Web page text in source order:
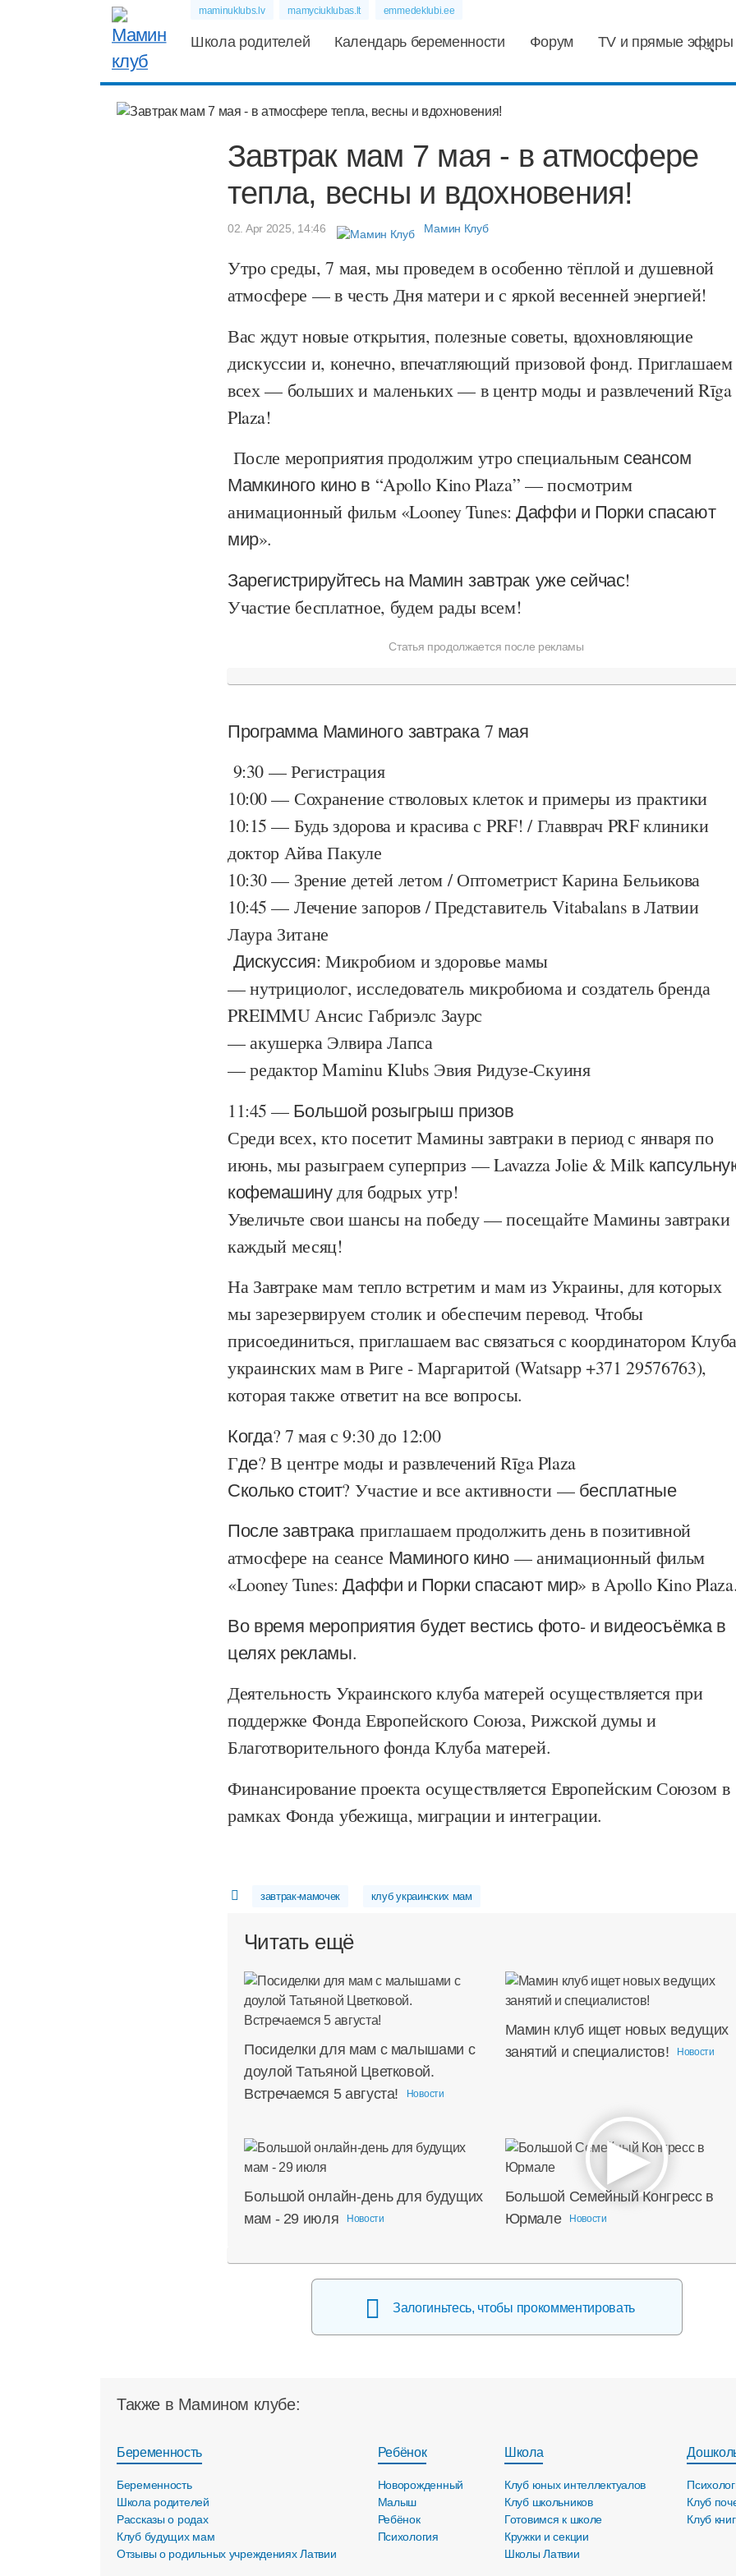
maminuklubs.lv mamyciuklubas.lt emmedeklubi.ee
Школа родителей Календарь беременности Форум TV и прямые эфиры
Завтрак мам 7 мая - в атмосфере
тепла, весны и вдохновения!
02. Apr 2025, 14:46 Мамин Клуб
Утро среды, 7 мая, мы проведем в особенно тёплой и душевной
атмосфере — в честь Дня матери и с яркой весенней энергией!
Вас ждут новые открытия, полезные советы, вдохновляющие
дискуссии и, конечно, впечатляющий призовой фонд. Приглашаем
всех — больших и маленьких — в центр моды и развлеченийRīga
Plaza!
После мероприятия продолжим утро специальным сеансом
Мамкиного кино в “Apollo Kino Plaza” — посмотрим
анимационный фильм «Looney Tunes: Даффи и Порки спасают
мир».
Зарегистрируйтесь на Мамин завтрак уже сейчас!
Участие бесплатное, будем рады всем!
Статья продолжается после рекламы
Программа Маминого завтрака 7 мая
9:30— Регистрация
10:00— Сохранение стволовых клеток и примеры из практики
10:15 — Будь здорова и красива с PRF! / Главврач PRF клиники
доктор Айва Пакуле
10:30— Зрение детей летом / Оптометрист Карина Бельикова
10:45 — Лечение запоров / Представитель Vitabalans в Латвии
Лаура Зитане
Дискуссия: Микробиом и здоровье мамы
— нутрициолог, исследователь микробиома и создатель бренда
PREIMMU Ансис Габриэлс Заурс
— акушерка Элвира Лапса
— редактор Maminu Klubs Эвия Ридузе-Скуиня
11:45 — Большой розыгрыш призов
Среди всех, кто посетит Мамины завтраки в период с января по
июнь, мы разыграем суперприз —Lavazza Jolie & Milk
кофемашинудля бодрых утр!
Увеличьте свои шансы на победу — посещайте Мамины завтраки
каждый месяц!
На Завтраке мам тепло встретим и мам из Украины, для которых
мы зарезервируем столик и обеспечим перевод. Чтобы
присоединиться, приглашаем вас связаться с координатором
украинских мам в Риге - Маргаритой (Watsapp +371 29576763),
которая также ответит на все вопросы.
Когда? 7 мая с 9:30 до 12:00
Где? В центре моды и развлеченийRīga Plaza
Сколько стоит? Участие и все активности — бесплатные
После завтракаприглашаем продолжить день в позитивной
атмосфере на сеансе Маминого кино— анимационный фильм
«Looney Tunes: Даффи и Порки спасают мир» вApollo Kino Plaza
Во время мероприятия будет вестись фото- и видеосъёмка в
целях рекламы.
Деятельность Украинского клуба матерей осуществляется при
поддержке Фонда Европейского Союза, Рижской думы и
Благотворительного фонда Клуба матерей.
Финансирование проекта осуществляется Европейским Союзом в
рамках Фонда убежища, миграции и интеграции.
завтрак-мамочек клуб украинских мам
Читать ещё
Посиделки для мам с малышами с
доулой Татьяной Цветковой.
Встречаемся 5 августа!
Новости
Мамин клуб ищет новых ведущих
занятий и специалистов!
Новости
Большой онлайн-день для будущих
мам - 29 июля
Новости
Большой Семейный Конгресс в
Юрмале
Новости
Залогиньтесь, чтобы прокомментировать
Также в Мамином клубе:
Беременность
Беременность
Школа родителей
Рассказы о родах
Клуб будущих мам
Отзывы о родильных учреждениях Латвии
Ребёнок
Новорожденный
Малыш
Ребёнок
Психология
Школа
Клуб юных интеллектуалов
Клуб школьников
Готовимся к школе
Кружки и секции
Школы Латвии
Клуб
Клуб